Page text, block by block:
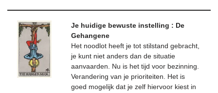
Je huidige bewuste instelling : De
Gehangene
Het noodlot heeft je tot stilstand gebracht,
je kunt niet anders dan de situatie
aanvaarden. Nu is het tijd voor bezinning.
Verandering van je prioriteiten. Het is
goed mogelijk dat je zelf hiervoor kiest in